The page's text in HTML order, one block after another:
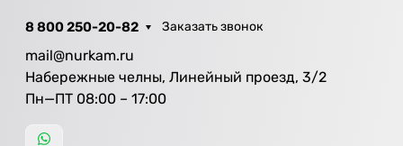
8 800 250-20-82 Заказать звонок
mail@nurkam.ru
Набережные челны, Линейный проезд, 3/2
Пн—ПТ 08:00 – 17:00